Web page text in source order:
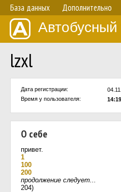
База данных Дополнительно
Автобусный
lzxl
Дата регистрации:
Время у пользователя:
14:19
О себе
привет.
1
100
200
продолжение следует...
204)